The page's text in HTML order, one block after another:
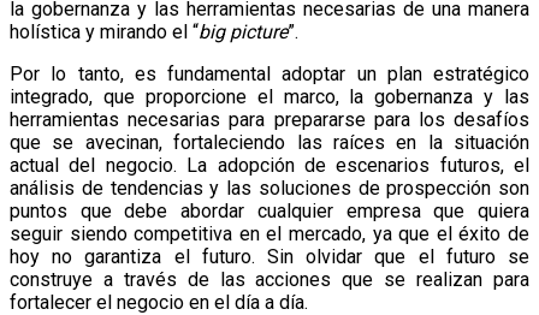
la gobernanza y las herramientas necesarias de una manera
holística y mirando el “big picture”.
Por lo tanto, es fundamental adoptar un plan estratégico
integrado, que proporcione el marco, la gobernanza y las
herramientas necesarias para prepararse para los desafíos
que se avecinan, fortaleciendo las raíces en la situación
actual del negocio. La adopción de escenarios futuros, el
análisis de tendencias y las soluciones de prospección son
puntos que debe abordar cualquier empresa que quiera
seguir siendo competitiva en el mercado, ya que el éxito de
hoy no garantiza el futuro. Sin olvidar que el futuro se
construye a través de las acciones que se realizan para
fortalecer el negocio en el día a día.